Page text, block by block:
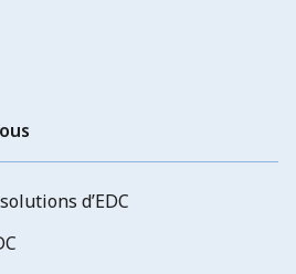
d’EDC